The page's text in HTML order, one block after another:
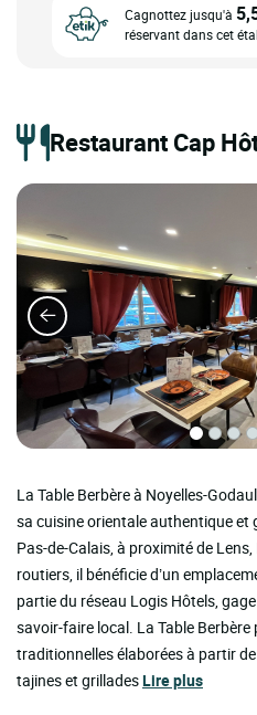
Cagnottez jusqu'à
réservant dans cet
Restaurant Cap
La Table Berbère à Noyelles-
sa cuisine orientale authentique et
Pas-de-Calais, à proximité de
routiers, il bénéficie d’un
partie du réseau Logis Hôtels,
savoir-faire local. La Table
traditionnelles élaborées à partir
tajines et grilladesLire plus